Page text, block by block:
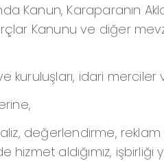
Kanun, Karaparanın
Kanunu ve diğer
kuruluşları, idari
değerlendirme,
aldığımız, işbirliği